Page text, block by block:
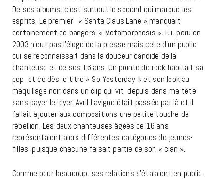
De ses albums, c’est surtout le second qui marque les
esprits. Le premier, « Santa Claus Lane » manquait
certainement de bangers. « Metamorphosis », lui, paru en
2003 n’eut pas l’éloge de la presse mais celle d’un public
qui se reconnaissait dans la douceur candide de la
chanteuse et de ses 16 ans. Un pointe de rock habitait sa
pop, et ce dès le titre « So Yesterday » et son look au
maquillage noir dans un clip qui vit depuis dans ma tête
sans payer le loyer. Avril Lavigne était passée par là et il
fallait ajouter aux compositions une petite touche de
rébellion. Les deux chanteuses âgées de 16 ans
représentaient alors différentes catégories de jeunes-
filles, puisque chacune faisait partie de son « clan ».
Comme pour beaucoup, ses relations s’étalaient en public.